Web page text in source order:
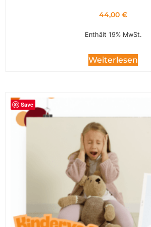
44,00 €
Enthält 19% MwSt.
Weiterlesen
Save